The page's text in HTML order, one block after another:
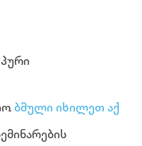
ბმული იხილეთ აქ